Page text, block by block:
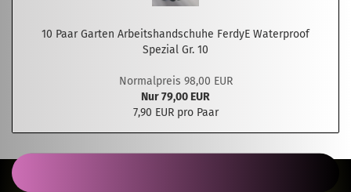
10 Paar Garten Arbeitshandschuhe FerdyE Waterproof
Spezial Gr. 10
Normalpreis 98,00 EUR
Nur 79,00 EUR
7,90 EUR pro Paar